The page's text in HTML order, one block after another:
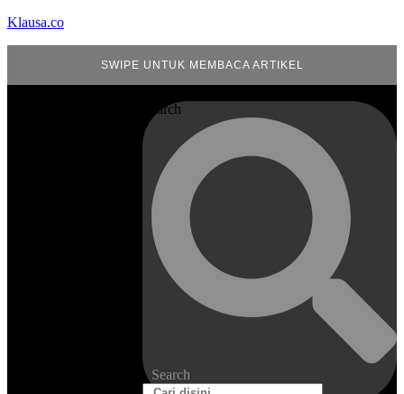
Klausa.co
SWIPE UNTUK MEMBACA ARTIKEL
Search
Search